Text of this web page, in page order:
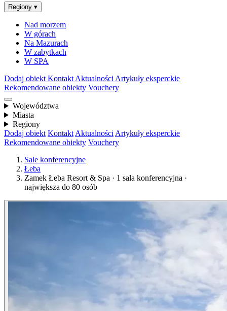
Regiony ▾
Nad morzem
W górach
Na Mazurach
W zabytkach
W SPA
Dodaj obiekt Kontakt Aktualności Artykuły eksperckie
Rekomendowane obiekty Vouchery
Województwa
Miasta
Regiony
Dodaj obiekt Kontakt Aktualności Artykuły eksperckie
Rekomendowane obiekty Vouchery
Sale konferencyjne
Łeba
Zamek Łeba Resort & Spa · 1 sala konferencyjna ·
największa do 80 osób